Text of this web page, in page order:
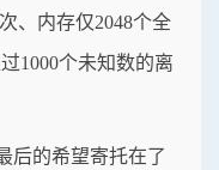
、内存仅2048个全
1000个未知数的离
后的希望寄托在了